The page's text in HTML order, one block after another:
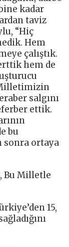
kadar
taviz
“Hiç
Hem
çalıştık.
hem de
salgını
ettik.
bu
sonra ortaya
Bu Milletle
15,